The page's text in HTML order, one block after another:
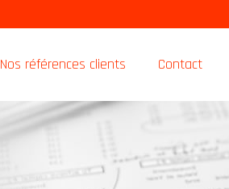
Nos références clients Contact